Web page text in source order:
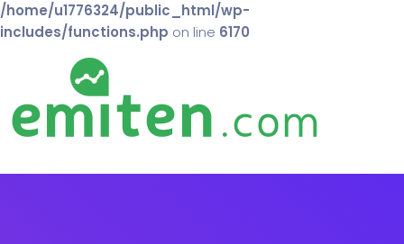
/home/u1776324/public_html/wp-
includes/functions.php on line 6170